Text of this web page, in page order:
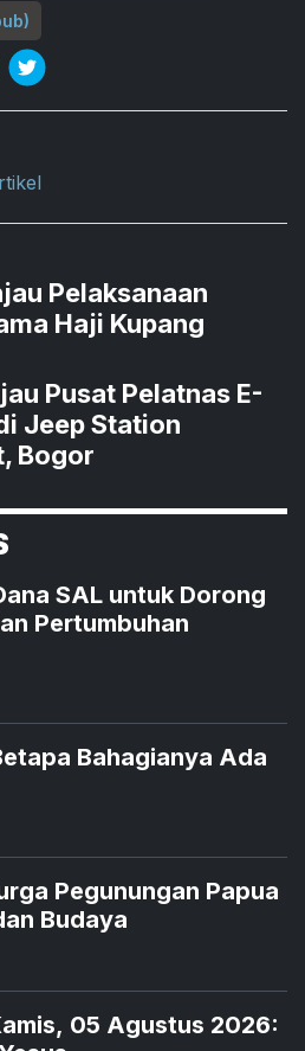
Pelaksanaan
Haji Kupang
Pusat Pelatnas E-
Jeep Station
Bogor
SAL untuk Dorong
Pertumbuhan
Bahagianya Ada
Pegunungan Papua
Budaya
05 Agustus 2026: